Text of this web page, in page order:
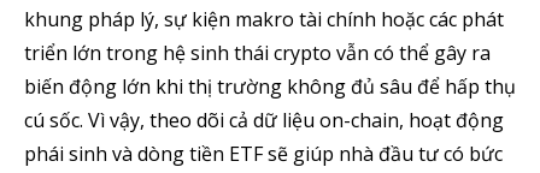
khung pháp lý, sự kiện makro tài chính hoặc các phát
triển lớn trong hệ sinh thái crypto vẫn có thể gây ra
biến động lớn khi thị trường không đủ sâu để hấp thụ
cú sốc. Vì vậy, theo dõi cả dữ liệu on-chain, hoạt động
phái sinh và dòng tiền ETF sẽ giúp nhà đầu tư có bức